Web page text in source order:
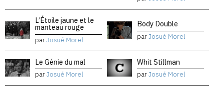
L’Étoile jaune et le
manteau rouge
parJosué Morel
Body Double
parJosué Morel
Le Génie du mal
parJosué Morel
Whit Stillman
parJosué Morel